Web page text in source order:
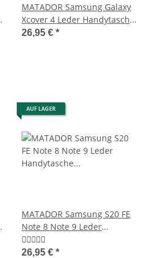
MATADOR Samsung Galaxy
Xcover 4 Leder Handytasche
Clip Braun
26,95 € *
AUF LAGER
MATADOR Samsung S20 FE
Note 8 Note 9 Leder
Handytasche Schwarz
26,95 € *